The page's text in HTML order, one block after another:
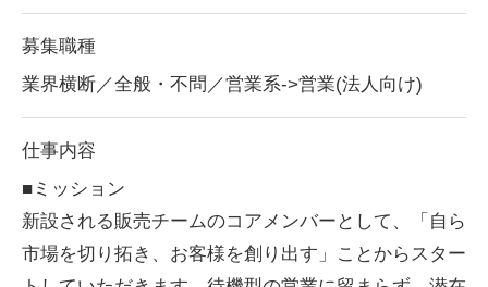
募集職種
業界横断／全般・不問／営業系->営業(法人向け)
仕事内容
■ミッション
新設される販売チームのコアメンバーとして、「自ら
市場を切り拓き、お客様を創り出す」ことからスター